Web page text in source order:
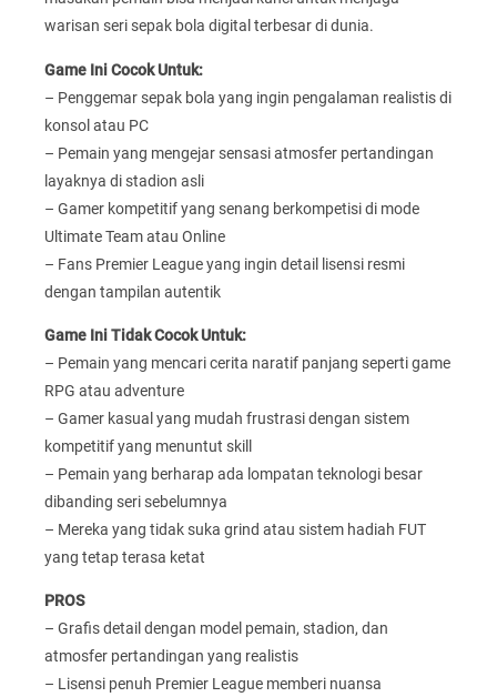
warisan seri sepak bola digital terbesar di dunia.
Game Ini Cocok Untuk:
– Penggemar sepak bola yang ingin pengalaman realistis di
konsol atau PC
– Pemain yang mengejar sensasi atmosfer pertandingan
layaknya di stadion asli
– Gamer kompetitif yang senang berkompetisi di mode
Ultimate Team atau Online
– Fans Premier League yang ingin detail lisensi resmi
dengan tampilan autentik
Game Ini Tidak Cocok Untuk:
– Pemain yang mencari cerita naratif panjang seperti game
RPG atau adventure
– Gamer kasual yang mudah frustrasi dengan sistem
kompetitif yang menuntut skill
– Pemain yang berharap ada lompatan teknologi besar
dibanding seri sebelumnya
– Mereka yang tidak suka grind atau sistem hadiah FUT
yang tetap terasa ketat
PROS
– Grafis detail dengan model pemain, stadion, dan
atmosfer pertandingan yang realistis
– Lisensi penuh Premier League memberi nuansa